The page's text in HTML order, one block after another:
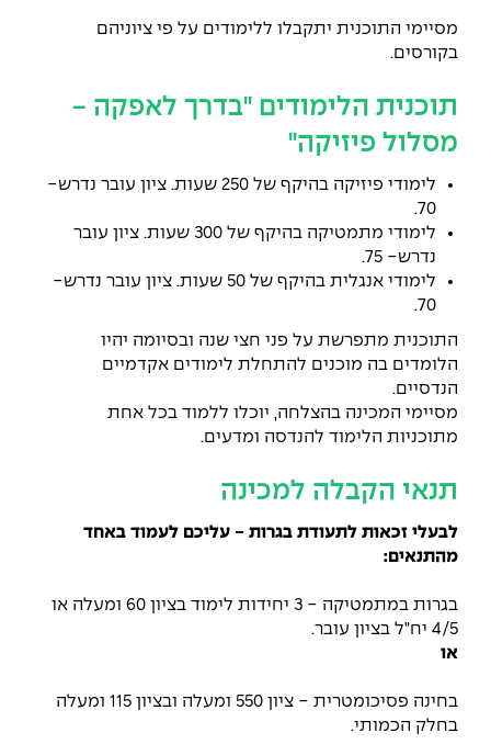
מסיימי התוכנית יתקבלו ללימודים על פי ציוניהם
בקורסים.
תוכנית הלימודים "בדרך לאפקה -
מסלול פיזיקה"
לימודי פיזיקה בהיקף של 250 שעות. ציון עובר נדרש-
70.
לימודי מתמטיקה בהיקף של 300 שעות. ציון עובר
נדרש- 75.
לימודי אנגלית בהיקף של 50 שעות. ציון עובר נדרש-
70.
התוכנית מתפרשת על פני חצי שנה ובסיומה יהיו
הלומדים בה מוכנים להתחלת לימודים אקדמיים
הנדסיים.
מסיימי המכינה בהצלחה, יוכלו ללמוד בכל אחת
מתוכניות הלימוד להנדסה ומדעים.
תנאי הקבלה למכינה
לבעלי זכאות לתעודת בגרות - עליכם לעמוד באחד
מהתנאים:
בגרות במתמטיקה - 3 יחידות לימוד בציון 60 ומעלה או
4/5 יח"ל בציון עובר.
או
בחינה פסיכומטרית - ציון 550 ומעלה ובציון 115 ומעלה
בחלק הכמותי.
כתבי עת
כואבים את לכתם
לעבוד באפקה
משרות פנויות
אזור אישי
היחידה לאנגלית
היחידה לחברה ורוח
היחידה ללימודי חוץ
קורס ניהול לוגיסטיקה ורכש
קורס ניהול מוצר בשילוב AI
קורס דירקטורים
קורס אנרגיה מתחדשת
אווירה נפיצה במתקני חשמל ומכשור
קורס ניהול פרויקטים בשילוב AI
קורסים מקצועיים מותאמים לארגונים
מעורבות חברתית
מרכז החדשנות והיזמות
היחידה לבינלאומיות
שכר לימוד
מלגות
The Afeka Shop